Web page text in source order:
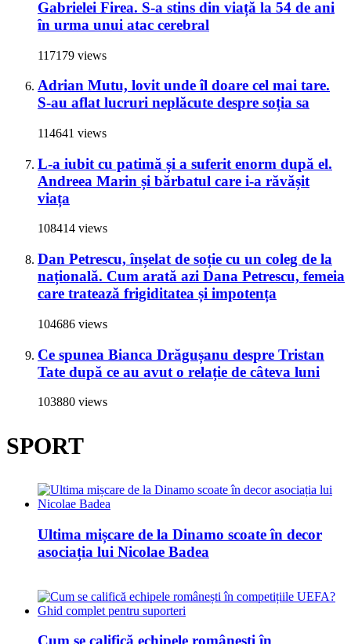
Gabrielei Firea. S-a stins din viață la 54 de ani
în urma unui atac cerebral
117179 views
Adrian Mutu, lovit unde îl doare cel mai tare.
S-au aflat lucruri neplăcute despre soția sa
114641 views
L-a iubit cu patimă și a suferit enorm după el.
Andreea Marin și bărbatul care i-a răvășit
viața
108414 views
Dan Petrescu, înșelat de soție cu un coleg de la
națională. Cum arată azi Dana Petrescu, femeia
care tratează frigiditatea și impotența
104686 views
Ce spunea Bianca Drăgușanu despre Tristan
Tate după ce au avut o relație de câteva luni
103880 views
SPORT
Ultima mișcare de la Dinamo scoate în decor
asociația lui Nicolae Badea